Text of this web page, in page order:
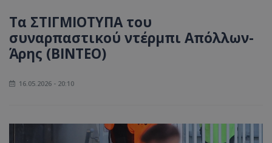
Τα ΣΤΙΓΜΙΟΤΥΠΑ του
συναρπαστικού ντέρμπι Απόλλων-
Άρης (ΒΙΝΤΕΟ)
16.05.2026 - 20:10